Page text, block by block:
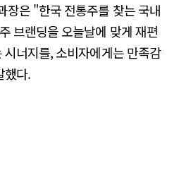
장은 "한국 전통주를 찾는 국내
브랜딩을 오늘날에 맞게 재편
너지를, 소비자에게는 만족감
했다.